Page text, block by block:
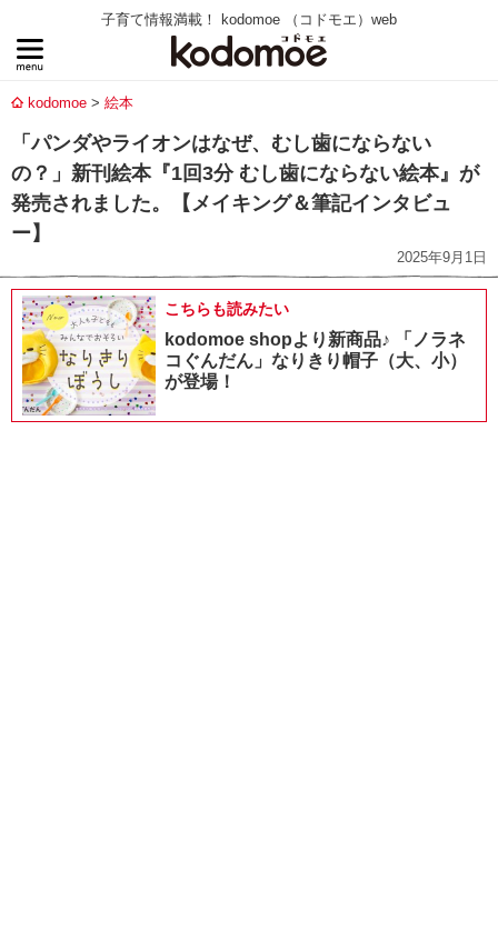
子育て情報満載！ kodomoe （コドモエ）web
kodomoe 絵本
「パンダやライオンはなぜ、むし歯にならない
の？」新刊絵本『1回3分 むし歯にならない絵本』が
発売されました。【メイキング＆筆記インタビュ
ー】
2025年9月1日
こちらも読みたい
kodomoe shopより新商品♪ 「ノラネ
コぐんだん」なりきり帽子（大、小）
が登場！